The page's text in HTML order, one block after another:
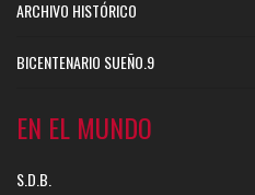
ARCHIVO HISTÓRICO
BICENTENARIO SUEÑO.9
EN EL MUNDO
S.D.B.